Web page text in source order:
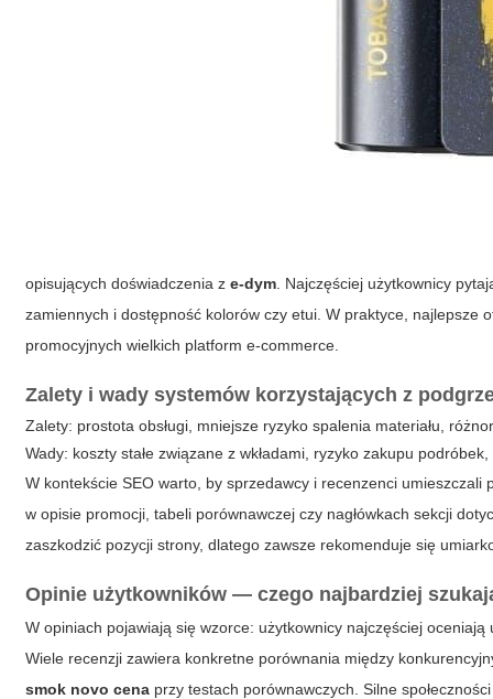
opisujących doświadczenia ze-dym . Najczęściej użytkownicy
zamiennych i dostępność kolorów czy etui. W praktyce, najlepsze
promocyjnych wielkich platform e-commerce.
Zalety i wady systemów korzystających z
Zalety: prostota obsługi, mniejsze ryzyko spalenia materiału,
Wady: koszty stałe związane z wkładami, ryzyko zakupu
W kontekście SEO warto, by sprzedawcy i recenzenci
w opisie promocji, tabeli porównawczej czy nagłówkach sekcji
zaszkodzić pozycji strony, dlatego zawsze rekomenduje się
Opinie użytkowników — czego najbardziej
W opiniach pojawiają się wzorce: użytkownicy najczęściej
Wiele recenzji zawiera konkretne porównania między
smok novo cena przy testach porównawczych. Silne